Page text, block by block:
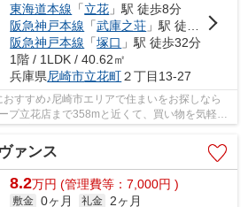
東海道本線 「立花 」駅 徒歩8分
阪急神戸本線 「武庫之荘 」駅 徒歩23分
阪急神戸本線 「塚口 」駅 徒歩32分
1階 / 1LDK / 40.62㎡
兵庫県尼崎市立花町２丁目13-27
すすめ♪尼崎市エリアで住まいをお探しなら
プ立花店まで358mと近くて、買い物を気軽に
い立地です♪東海道・山...
ァンス
8.2万円 (管理費等：7,000円 )
敷金 0ヶ月 礼金 2ヶ月